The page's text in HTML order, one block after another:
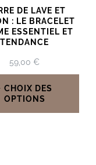
être
choisies
sur
la
page
du
DE LAVE ET
: LE BRACELET
ESSENTIEL ET
TENDANCE
59,00€
CHOIX DES
OPTIONS